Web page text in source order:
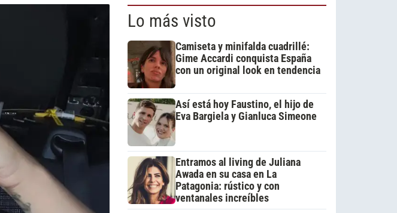
Lo más visto
Camiseta y minifalda cuadrillé:
Gime Accardi conquista España
con un original look en tendencia
Así está hoy Faustino, el hijo de
Eva Bargiela y Gianluca Simeone
Entramos al living de Juliana
Awada en su casa en La
Patagonia: rústico y con
ventanales increíbles